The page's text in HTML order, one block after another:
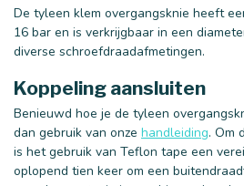
De tyleen klem overgangsknie heeft
16 bar en is verkrijgbaar in een
diverse schroefdraadafmetingen.
Koppeling aansluiten
Benieuwd hoe je de tyleen
dan gebruik van onze handleiding. Om
is het gebruik van Teflon tape een
oplopend tien keer om een